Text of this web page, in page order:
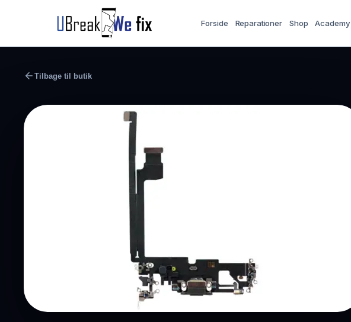
Forside Reparationer Shop Academy
Tilbage til butik